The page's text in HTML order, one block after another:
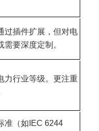
过插件扩展，但对电
要深度定制。
力行业等级。更注重
准（如IEC 6244